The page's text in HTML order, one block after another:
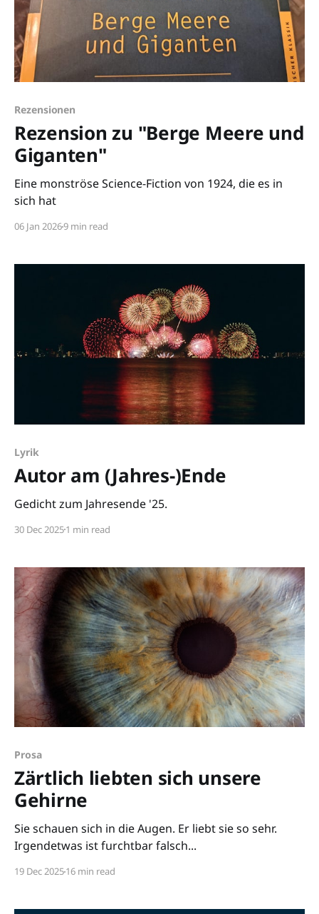
Rezensionen
Rezension zu "Berge Meere und
Giganten"
Eine monströse Science-Fiction von 1924, die es in
sich hat
06 Jan 20269 min read
Lyrik
Autor am (Jahres-)Ende
Gedicht zum Jahresende '25.
30 Dec 20251 min read
Prosa
Zärtlich liebten sich unsere
Gehirne
Sie schauen sich in die Augen. Er liebt sie so sehr.
Irgendetwas ist furchtbar falsch...
19 Dec 202516 min read